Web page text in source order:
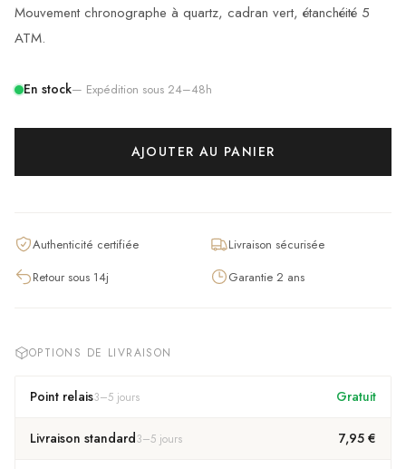
Mouvement chronographe à quartz, cadran vert, étanchéité 5
ATM.
En stock— Expédition sous 24–48h
AJOUTER AU PANIER
Authenticité certifiée
Livraison sécurisée
Retour sous 14j
Garantie 2 ans
OPTIONS DE LIVRAISON
Point relais3–5 jours Gratuit
Livraison standard3–5 jours 7,95 €